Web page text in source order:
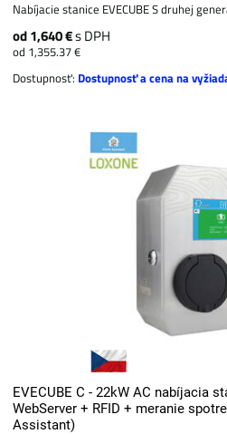
Nabíjacie stanice EVECUBE S druhej
od 1,640 €s DPH
od 1,355.37 €
Dostupnosť: Dostupnosť a cena na
EVECUBE C - 22kW AC nabíjacia
WebServer + RFID + meranie
Assistant)